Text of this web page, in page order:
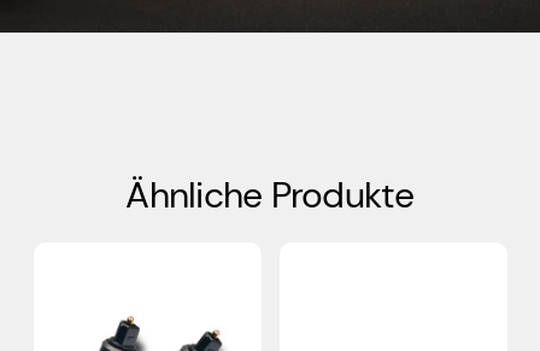
Ähnliche Produkte